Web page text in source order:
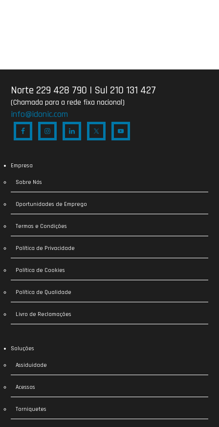
Norte 229 428 790 | Sul 210 131 427
(Chamada para a rede fixa nacional)
info@idonic.com
Empresa
Sobre Nós
Oportunidades de Emprego
Termos e Condições
Política de Privacidade
Política de Cookies
Política de Qualidade
Livro de Reclamações
Soluções
Assiduidade
Acessos
Torniquetes